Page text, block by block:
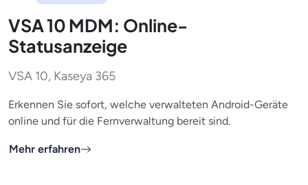
VSA 10 MDM: Online-
Statusanzeige
VSA 10, Kaseya 365
Erkennen Sie sofort, welche verwalteten Android-Geräte
online und für die Fernverwaltung bereit sind.
Mehr erfahren